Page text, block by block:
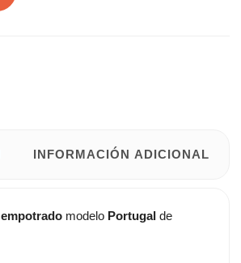
INFORMACIÓN ADICIONAL
empotrado modelo Portugal de